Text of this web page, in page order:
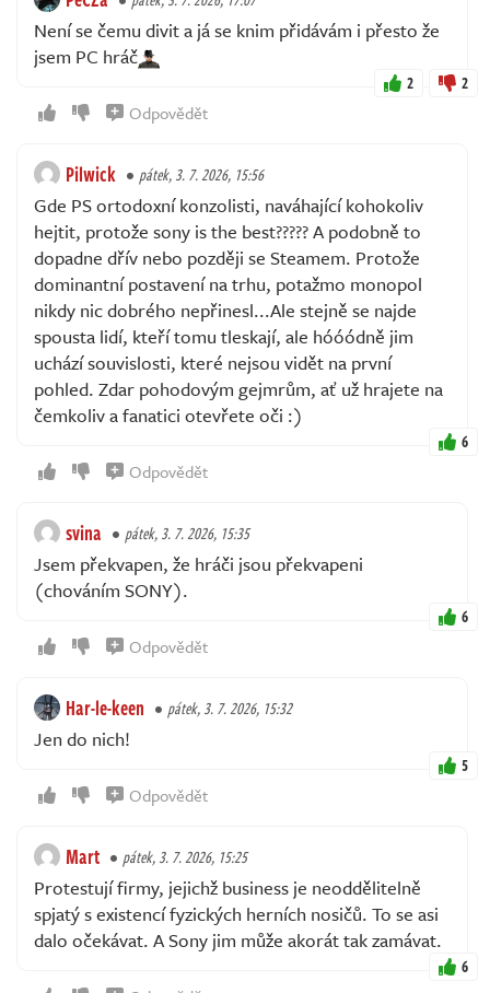
Není se čemu divit a já se knim přidávám i přesto že
jsem PC hráč
2 2
Odpovědět
Pilwick pátek, 3. 7. 2026, 15:56
Gde PS ortodoxní konzolisti, naváhající kohokoliv
hejtit, protože sony is the best????? A podobně to
dopadne dřív nebo později se Steamem. Protože
dominantní postavení na trhu, potažmo monopol
nikdy nic dobrého nepřinesl...Ale stejně se najde
spousta lidí, kteří tomu tleskají, ale hóóódně jim
uchází souvislosti, které nejsou vidět na první
pohled. Zdar pohodovým gejmrům, ať už hrajete na
čemkoliv a fanatici otevřete oči :)
6
Odpovědět
svina pátek, 3. 7. 2026, 15:35
Jsem překvapen, že hráči jsou překvapeni
(chováním SONY).
6
Odpovědět
Har-le-keen pátek, 3. 7. 2026, 15:32
Jen do nich!
5
Odpovědět
Mart pátek, 3. 7. 2026, 15:25
Protestují firmy, jejichž business je neoddělitelně
spjatý s existencí fyzických herních nosičů. To se asi
dalo očekávat. A Sony jim může akorát tak zamávat.
6